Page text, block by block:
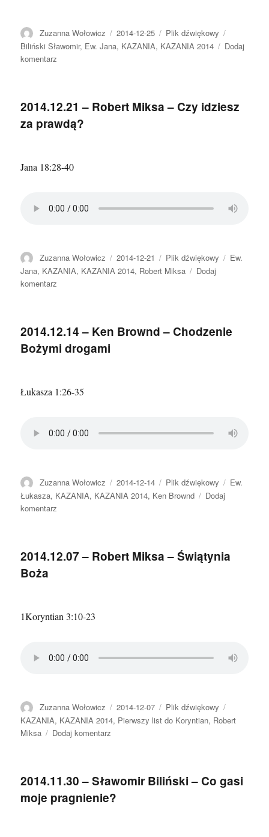
Autor
Zuzanna Wołowicz
Data
publikacji
2014-12-25 Format
Plik dźwiękowy
Biliński Sławomir, Ew. Jana, KAZANIA, KAZANIA 2014
Dodaj
komentarz
Biliński
–
Narodziny
2014.12.21 – Robert Miksa – Czy idziesz
za prawdą?
Jana 18:28-40
Autor
Zuzanna Wołowicz
Data
publikacji
2014-12-21 Format
Plik dźwiękowy Kategorie
Ew.
Jana, KAZANIA, KAZANIA 2014, Robert Miksa
Dodaj
komentarz
Miksa
–
prawdą?
2014.12.14 – Ken Brownd – Chodzenie
Bożymi drogami
Łukasza 1:26-35
Autor
Zuzanna Wołowicz
Data
publikacji
2014-12-14 Format
Plik dźwiękowy Kategorie
Ew.
Łukasza, KAZANIA, KAZANIA 2014, Ken Brownd
Dodaj
komentarz
Brownd
2014.12.07 – Robert Miksa – Świątynia
Boża
1Koryntian 3:10-23
Autor
Zuzanna Wołowicz
Data
publikacji
2014-12-07 Format
Plik dźwiękowy
KAZANIA, KAZANIA 2014, Pierwszy list do Koryntian, Robert
Miksa
Dodaj komentarz
Miksa
–
2014.11.30 – Sławomir Biliński – Co gasi
moje pragnienie?